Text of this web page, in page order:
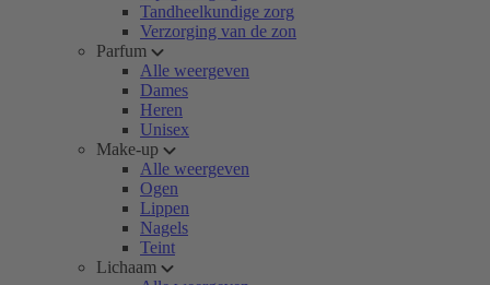
Tandheelkundige zorg
Verzorging van de zon
Parfum
Alle weergeven
Dames
Heren
Unisex
Make-up
Alle weergeven
Ogen
Lippen
Nagels
Teint
Lichaam